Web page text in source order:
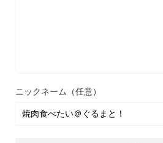
ニックネーム（任意）